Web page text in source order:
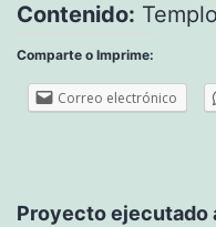
Contenido:
Comparte o Imprime:
Correo electrónico
Proyecto ejecutado